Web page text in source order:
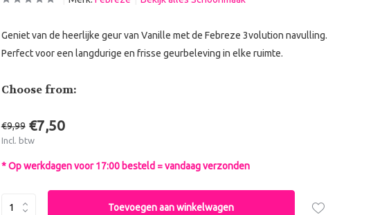
Geniet van de heerlijke geur van Vanille met de Febreze 3volution navulling.
Perfect voor een langdurige en frisse geurbeleving in elke ruimte.
Choose from:
€9,99 €7,50
Incl. btw
* Op werkdagen voor 17:00 besteld = vandaag verzonden
Toevoegen aan winkelwagen